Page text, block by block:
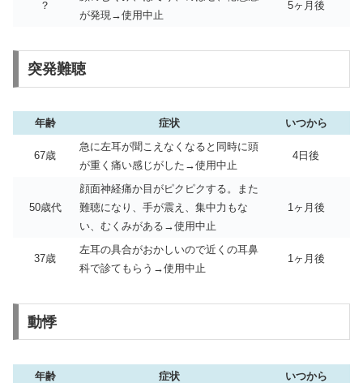
？
が発現→使用中止
5ヶ月後
突発難聴
年齢 症状 いつから
67歳
急に左耳が聞こえなくなると同時に頭
が重く痛い感じがした→使用中止
4日後
50歳代
顔面神経痛か目がピクピクする。また
難聴になり、手が震え、集中力もな
い、むくみがある→使用中止
1ヶ月後
37歳
左耳の具合がおかしいので近くの耳鼻
科で診てもらう→使用中止
1ヶ月後
動悸
年齢 症状
いつから